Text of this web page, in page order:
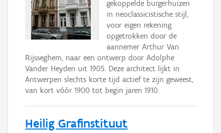
gekoppelde burgerhuizen
in neoclassicistische stijl,
voor eigen rekening
opgetrokken door de
aannemer Arthur Van
Rijsseghem, naar een ontwerp door Adolphe
Vander Heyden uit 1905. Deze architect lijkt in
Antwerpen slechts korte tijd actief te zijn geweest,
van kort vóór 1900 tot begin jaren 1910.
Heilig Grafinstituut